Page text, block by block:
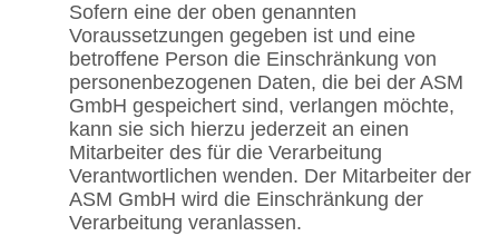
Sofern eine der oben genannten
Voraussetzungen gegeben ist und eine
betroffene Person die Einschränkung von
personenbezogenen Daten, die bei der ASM
GmbH gespeichert sind, verlangen möchte,
kann sie sich hierzu jederzeit an einen
Mitarbeiter des für die Verarbeitung
Verantwortlichen wenden. Der Mitarbeiter der
ASM GmbH wird die Einschränkung der
Verarbeitung veranlassen.